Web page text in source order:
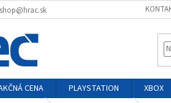
shop@hrac.sk
CENA PLAYSTATION XBOX